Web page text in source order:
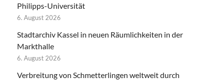
Philipps-Universität
6. August 2026
Stadtarchiv Kassel in neuen Räumlichkeiten in der
Markthalle
6. August 2026
Verbreitung von Schmetterlingen weltweit durch